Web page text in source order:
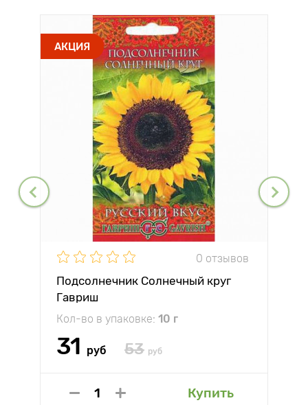
АКЦИЯ
0 отзывов
Подсолнечник Солнечный круг
Гавриш
Кол-во в упаковке: 10 г
31 руб 53 руб
Купить